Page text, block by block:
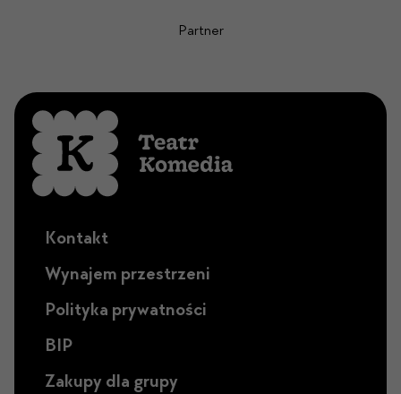
Partner
Kontakt
Wynajem przestrzeni
Polityka prywatności
BIP
Zakupy dla grupy